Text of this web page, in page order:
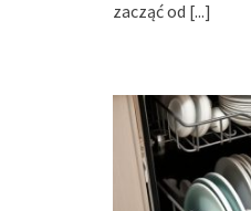
zacząć od [...]